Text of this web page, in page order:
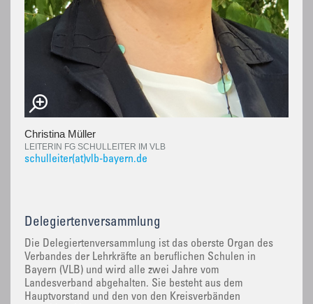
Christina Müller
LEITERIN FG SCHULLEITER IM VLB
schulleiter(at)vlb-bayern.de
Delegiertenversammlung
Die Delegiertenversammlung ist das oberste Organ des
Verbandes der Lehrkräfte an beruflichen Schulen in
Bayern (VLB) und wird alle zwei Jahre vom
Landesverband abgehalten. Sie besteht aus dem
Hauptvorstand und den von den Kreisverbänden